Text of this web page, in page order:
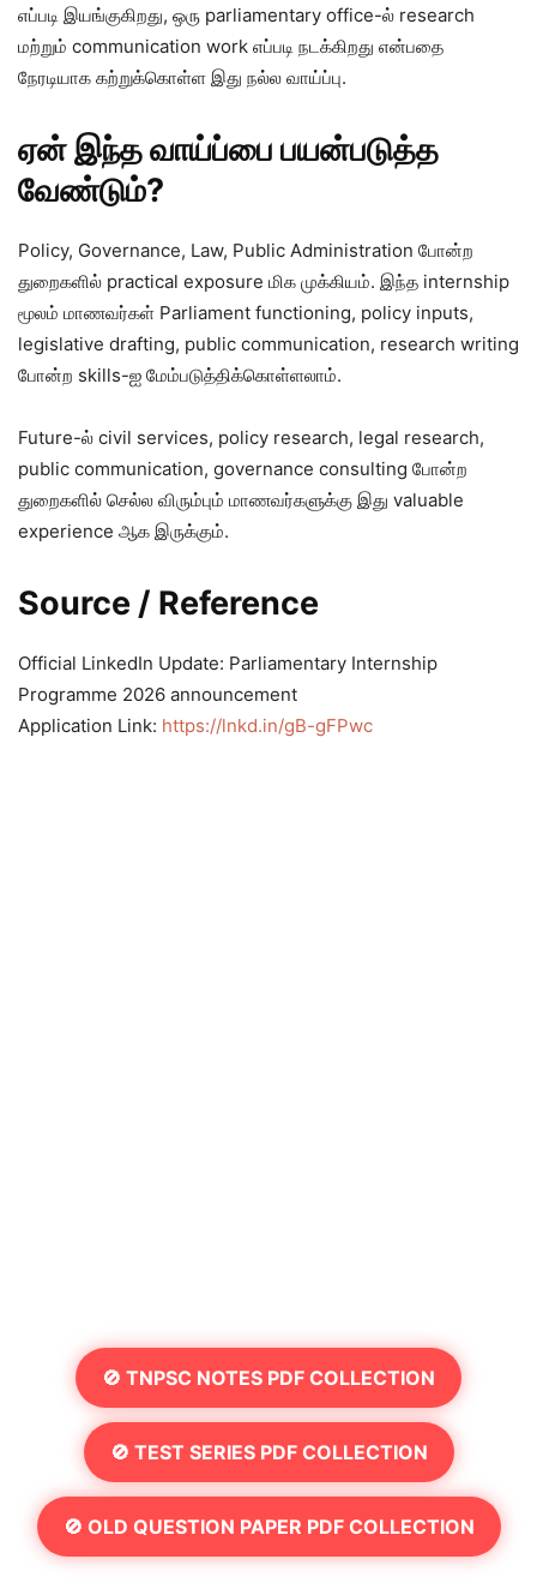
எப்படி இயங்குகிறது, ஒரு parliamentary office-ல் research
மற்றும் communication work எப்படி நடக்கிறது என்பதை
நேரடியாக கற்றுக்கொள்ள இது நல்ல வாய்ப்பு.
ஏன் இந்த வாய்ப்பை பயன்படுத்த
வேண்டும்?
Policy, Governance, Law, Public Administration போன்ற
துறைகளில் practical exposure மிக முக்கியம். இந்த internship
மூலம் மாணவர்கள் Parliament functioning, policy inputs,
legislative drafting, public communication, research writing
போன்ற skills-ஐ மேம்படுத்திக்கொள்ளலாம்.
Future-ல் civil services, policy research, legal research,
public communication, governance consulting போன்ற
துறைகளில் செல்ல விரும்பும் மாணவர்களுக்கு இது valuable
experience ஆக இருக்கும்.
Source / Reference
Official LinkedIn Update: Parliamentary Internship
Programme 2026 announcement
Application Link: https://lnkd.in/gB-gFPwc
🚫 TNPSC NOTES PDF COLLECTION
🚫 TEST SERIES PDF COLLECTION
🚫 OLD QUESTION PAPER PDF COLLECTION